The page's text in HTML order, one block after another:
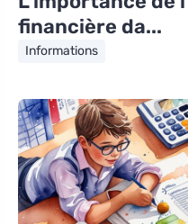
financière da...
Informations